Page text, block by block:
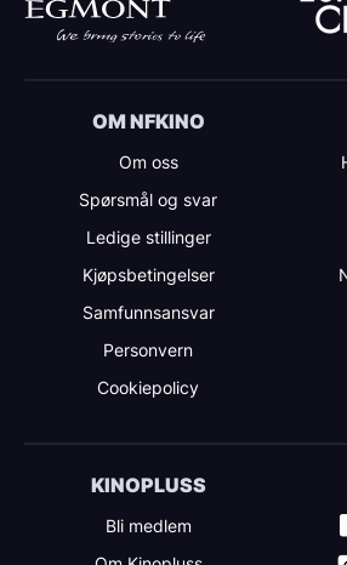
OM NFKINO
Om oss
Spørsmål og svar
Ledige stillinger
Kjøpsbetingelser
Samfunnsansvar
Personvern
Cookiepolicy
KINOPLUSS
Bli medlem